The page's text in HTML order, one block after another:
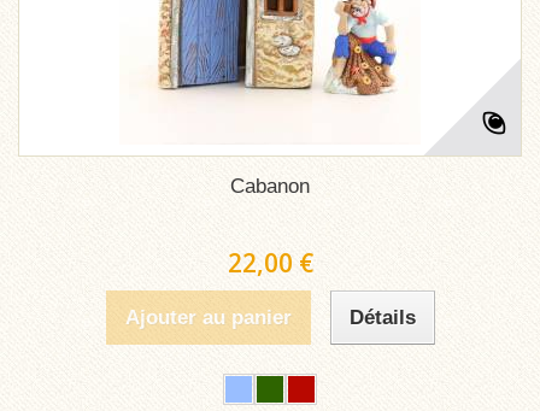
Cabanon
22,00 €
Ajouter au panier Détails